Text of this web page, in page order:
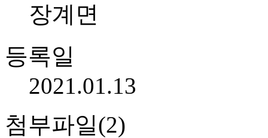
장계면
등록일
2021.01.13
첨부파일(2)